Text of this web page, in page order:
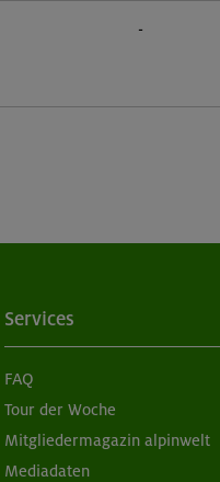
-
Services
FAQ
Tour der Woche
Mitgliedermagazin alpinwelt
Mediadaten